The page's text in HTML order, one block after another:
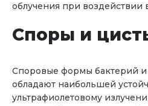
облучения при воздействии
Споры и
Споровые формы бактерий
обладают наибольшей
ультрафиолетовому